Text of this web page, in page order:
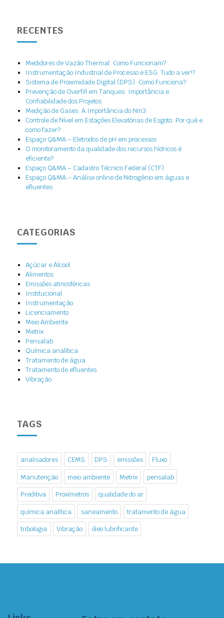
RECENTES
Medidores de Vazão Thermal: Como Funcionam?
Instrumentação Industrial de Processo e ESG. Tudo a ver!?
Sistema de Proximidade Digital (DPS): Como Funciona?
Prevenção de Overfill em Tanques: Importância e
Confiabilidade dos Projetos
Medição de Gases: A Importância do Nm3
Controle de Nível em Estações Elevatórias de Esgoto: Por quê e
como fazer?
Espaço Q&MA – Eletrodos de pH em processos
O monitoramento da qualidade dos recursos hídricos é
eficiente?
Espaço Q&MA – Cadastro Técnico Federal (CTF)
Espaço Q&MA – Análise online de Nitrogênio em águas e
efluentes
CATEGORIAS
Açúcar e Álcool
Alimentos
Emissões atmosféricas
Institucional
Instrumentação
Licenciamento
Meio Ambiente
Metrix
Pensalab
Química analítica
Tratamento de água
Tratamento de efluentes
Vibração
TAGS
analisadores CEMS DPS emissões Fluxo
Manutenção meio ambiente Metrix pensalab
Preditiva Proxímetros qualidade do ar
química analítica saneamento tratamento de água
tribologia Vibração óleo lubrificante